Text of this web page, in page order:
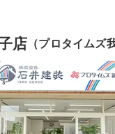
店 （プロタイムズ